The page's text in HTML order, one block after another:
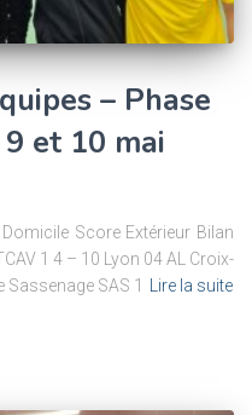
– Phase
et 10 mai
Score Extérieur Bilan
1 4 – 10 Lyon 04 AL Croix-
Sassenage SAS 1
Lire la suite